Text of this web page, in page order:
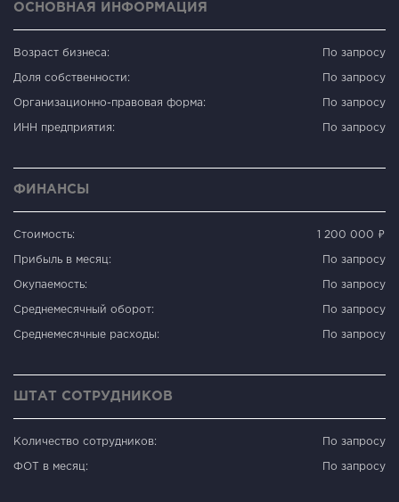
ОСНОВНАЯ ИНФОРМАЦИЯ
Возраст бизнеса: По запросу
Доля собственности: По запросу
Организационно-правовая форма: По запросу
ИНН предприятия: По запросу
ФИНАНСЫ
Стоимость: 1 200 000 ₽
Прибыль в месяц: По запросу
Окупаемость: По запросу
Среднемесячный оборот: По запросу
Среднемесячные расходы: По запросу
ШТАТ СОТРУДНИКОВ
Количество сотрудников: По запросу
ФОТ в месяц: По запросу